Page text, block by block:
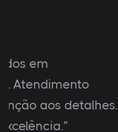
“Profissionais
marca.
propriedade
todas as etapas